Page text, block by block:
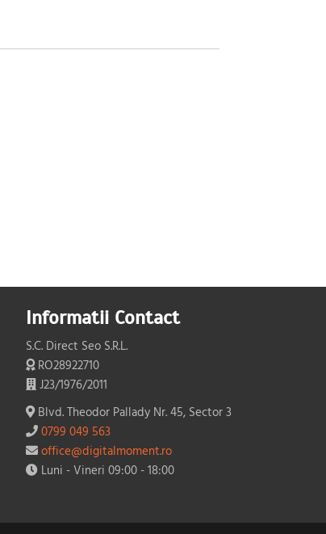
Informatii Contact
S.C. Direct Seo S.R.L.
RO28922710
J23/1976/2011
Blvd. Theodor Pallady Nr. 45, Sector 3
0799 049 563
office@digitalmoment.ro
Luni - Vineri 09:00 - 18:00